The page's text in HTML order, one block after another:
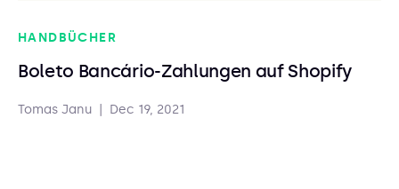
HANDBÜCHER
Boleto Bancário-Zahlungen auf Shopify
Tomas Janu Dec 19, 2021